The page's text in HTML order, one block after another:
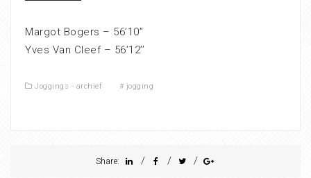
Margot Bogers – 56’10’’
Yves Van Cleef – 56’12’’
Joggings - archief # jogging
Share: / / /